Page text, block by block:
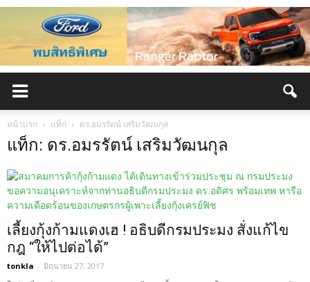
หน้าแรก แท็ก ดร.อมรรัตน์ เสริมวัฒนกุล
แท็ก: ดร.อมรรัตน์ เสริมวัฒนกุล
เลี้ยงกุ้งก้ามแดงเฮ ! อธิบดีกรมประมง สั่งแก้ไข
กฎ “ให้ไปต่อได้”
tonkla - มิถุนายน 27, 2017